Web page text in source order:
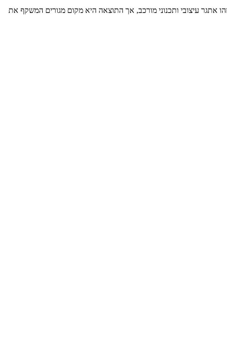
אתגר עיצובי ותכנוני מורכב, אך התוצאה היא מקום מגורים המשקף את